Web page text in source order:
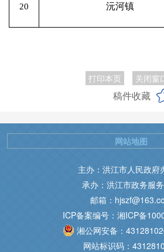
20 沅河镇
打印本页 关闭窗
稿件收藏
主办：洪江市人民政府
承办：洪江市政务服
邮箱：
ICP备案编号：湘ICP备
湘公网安备：
网站标识码：
网站地图